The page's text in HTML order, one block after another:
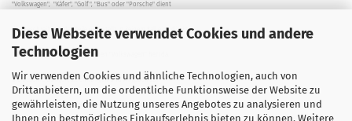
Diese Webseite verwendet Cookies und andere
Technologien
Wir verwenden Cookies und ähnliche Technologien, auch von
Drittanbietern, um die ordentliche Funktionsweise der Website zu
gewährleisten, die Nutzung unseres Angebotes zu analysieren und
Ihnen ein bestmögliches Einkaufserlebnis bieten zu können. Weitere
"Volkswagen", "Käfer", "Golf", "Bus" oder "Porsche" dient
der Beschreibung der Teile und stellt in keinem Fall eine direkte
Verbindung zu dem Unternehmen "Volkswagen" her/da.
Die Beschreibungen, Zeichnungen und Angaben zur
Verwendung sind sorgfältig überprüft worden.